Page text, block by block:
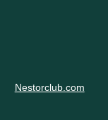
Nestorclub.com